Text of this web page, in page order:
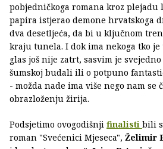
pobjedničkoga romana kroz plejadu
papira istjerao demone hrvatskoga
dva desetljeća, da bi u ključnom
kraju tunela. I dok ima nekoga tko
glas još nije zatrt, sasvim je
šumskoj budali ili o potpuno
- možda nade ima više nego nam se
obrazloženju žirija.
Podsjetimo ovogodišnji finalisti bili
roman "Svećenici Mjeseca", Želimir